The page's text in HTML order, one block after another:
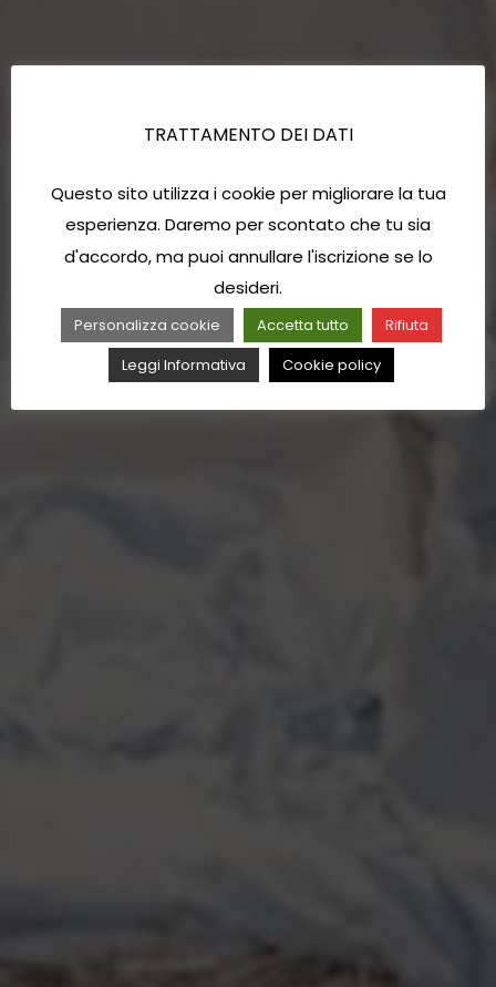
TRATTAMENTO DEI DATI
Questo sito utilizza i cookie per migliorare la tua
esperienza. Daremo per scontato che tu sia
d'accordo, ma puoi annullare l'iscrizione se lo
desideri.
Personalizza cookie Accetta tutto
Rifiuta
Leggi Informativa
Cookie policy